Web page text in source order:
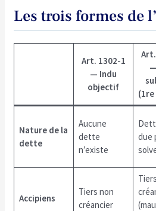
Les trois formes de
Art. 1302-1
— Indu
objectif
Nature de la
dette
Aucune
dette
n’existe
due
Accipiens
Tiers non
créancier